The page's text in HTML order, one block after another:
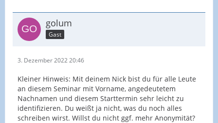
golum
Gast
3. Dezember 2022 20:46
Kleiner Hinweis: Mit deinem Nick bist du für alle Leute
an diesem Seminar mit Vorname, angedeutetem
Nachnamen und diesem Starttermin sehr leicht zu
identifizieren. Du weißt ja nicht, was du noch alles
schreiben wirst. Willst du nicht ggf. mehr Anonymität?